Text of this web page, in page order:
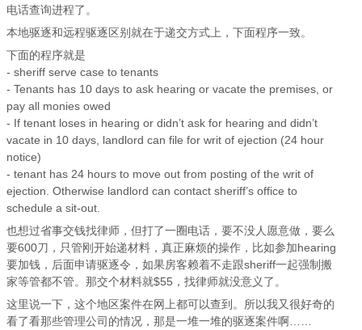
电话查询进程了。
本地驱逐和远程驱逐区别就在于递交方式上，下面程序一致。
下面的程序就是
- sheriff serve case to tenants
- Tenants has 10 days to ask hearing or vacate the premises, or
pay all monies owed
- If tenant loses in hearing or didn’t ask for hearing and didn’t
vacate in 10 days, landlord can file for writ of ejection (24 hour
notice)
- tenant has 24 hours to move out from posting of the writ of
ejection. Otherwise landlord can contact sheriff’s office to
schedule a sit-out.
也想过省事交钱找律师，但打了一圈电话，要不没人愿意做，要么
要600刀，只管刚开始递材料，真正麻烦的操作，比如参加hearing
要加钱，后面申请驱逐令，如果房客赖着不走跟sheriff一起强制搬
家等管都不管。那交个材料就$55，找律师就没意义了。
这里说一下，这个地区案件在网上都可以查到。所以我又很好奇的
看了看那些管理公司的情况，那是一堆一堆的驱逐案件啊……